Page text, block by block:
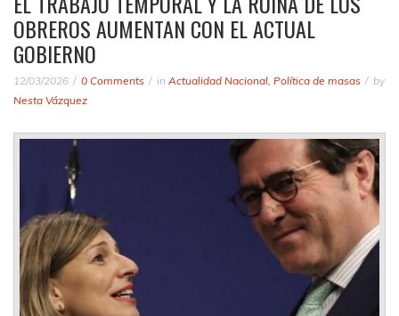
OBREROS AUMENTAN CON EL ACTUAL
GOBIERNO
12/03/2026 0 Comments in Actualidad Nacional Política de masas
by
Nesta Vázquez